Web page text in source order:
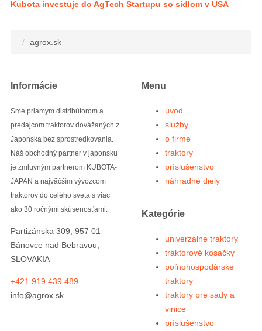
Kubota investuje do AgTech Startupu so sídlom v USA
agrox.sk
Informácie
Sme priamym distribútorom a
predajcom traktorov dovážaných z
Japonska bez sprostredkovania.
Náš obchodný partner v japonsku
je zmluvným partnerom KUBOTA-
JAPAN a najväčším vývozcom
traktorov do celého sveta s viac
ako 30 ročnými skúsenosťami.
Partizánska 309, 957 01
Bánovce nad Bebravou,
SLOVAKIA
+421 919 439 489
info@agrox.sk
Menu
úvod
služby
o firme
traktory
príslušenstvo
náhradné diely
Kategórie
univerzálne traktory
traktorové kosačky
poľnohospodárske
traktory
traktory pre sady a
vinice
príslušenstvo